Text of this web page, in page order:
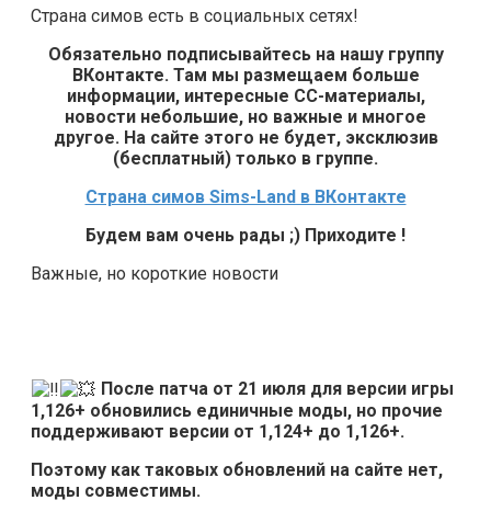
Страна симов есть в социальных сетях!
Обязательно подписывайтесь на нашу группу
ВКонтакте. Там мы размещаем больше
информации, интересные СС-материалы,
новости небольшие, но важные и многое
другое. На сайте этого не будет, эксклюзив
(бесплатный) только в группе.
Страна симов Sims-Land в ВКонтакте
Будем вам очень рады ;) Приходите !
Важные, но короткие новости
После патча от 21 июля для версии игры
1,126+ обновились единичные моды, но прочие
поддерживают версии от 1,124+ до 1,126+.
Поэтому как таковых обновлений на сайте нет,
моды совместимы.